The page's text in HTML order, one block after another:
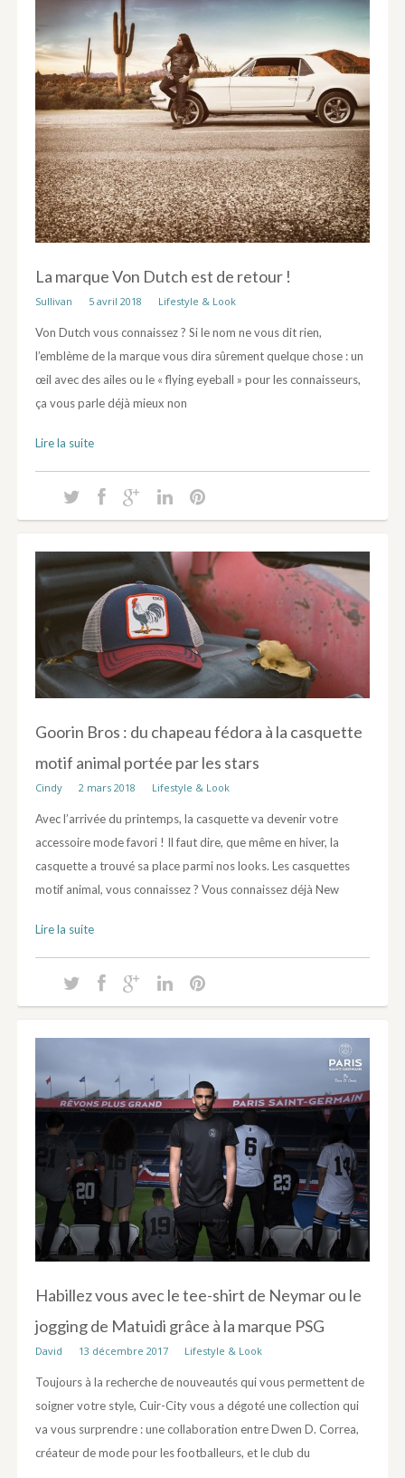
La marque Von Dutch est de retour !
Sullivan 5 avril 2018 Lifestyle & Look
Von Dutch vous connaissez ? Si le nom ne vous dit rien,
l’emblème de la marque vous dira sûrement quelque chose : un
œil avec des ailes ou le « flying eyeball » pour les connaisseurs,
ça vous parle déjà mieux non
Lire la suite
Goorin Bros : du chapeau fédora à la casquette
motif animal portée par les stars
Cindy 2 mars 2018 Lifestyle & Look
Avec l’arrivée du printemps, la casquette va devenir votre
accessoire mode favori ! Il faut dire, que même en hiver, la
casquette a trouvé sa place parmi nos looks. Les casquettes
motif animal, vous connaissez ? Vous connaissez déjà New
Lire la suite
Habillez vous avec le tee-shirt de Neymar ou le
jogging de Matuidi grâce à la marque PSG
David 13 décembre 2017 Lifestyle & Look
Toujours à la recherche de nouveautés qui vous permettent de
soigner votre style, Cuir-City vous a dégoté une collection qui
va vous surprendre : une collaboration entre Dwen D. Correa,
créateur de mode pour les footballeurs, et le club du